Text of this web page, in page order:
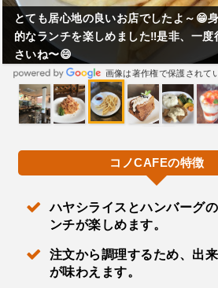
とても居心地の良いお店でしたよ～😁
的なランチを楽しめました‼️是非、一度
さいね〜😄
画像は著作権で保護されて
コノCAFEの特徴
ハヤシライスとハンバーグ
ンチが楽しめます。
注文から調理するため、出
が味わえます。